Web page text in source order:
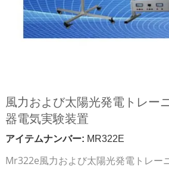
風力および太陽光発電トレー
器電気実験装置
アイテムナンバー: MR322E
Mr322e風力および太陽光発電トレー